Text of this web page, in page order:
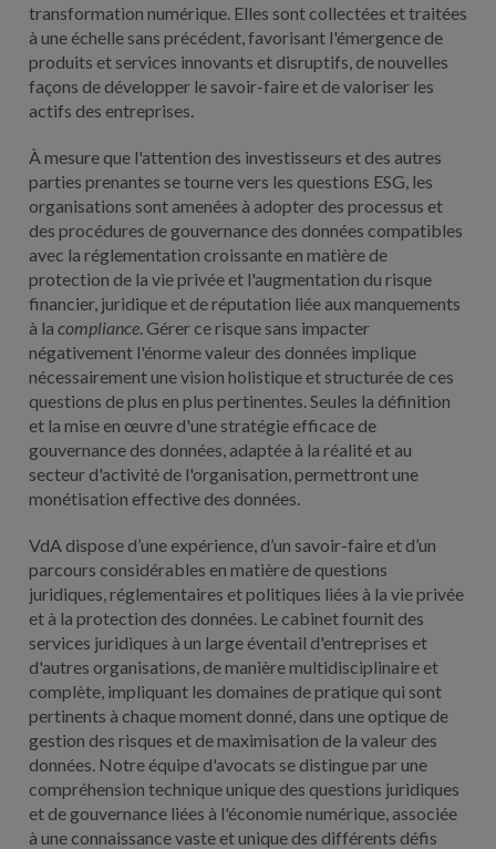
transformation numérique. Elles sont collectées et traitées
à une échelle sans précédent, favorisant l'émergence de
produits et services innovants et disruptifs, de nouvelles
façons de développer le savoir-faire et de valoriser les
actifs des entreprises.
À mesure que l'attention des investisseurs et des autres
parties prenantes se tourne vers les questions ESG, les
organisations sont amenées à adopter des processus et
des procédures de gouvernance des données compatibles
avec la réglementation croissante en matière de
protection de la vie privée et l'augmentation du risque
financier, juridique et de réputation liée aux manquements
à la compliance. Gérer ce risque sans impacter
négativement l'énorme valeur des données implique
nécessairement une vision holistique et structurée de ces
questions de plus en plus pertinentes. Seules la définition
et la mise en œuvre d'une stratégie efficace de
gouvernance des données, adaptée à la réalité et au
secteur d'activité de l'organisation, permettront une
monétisation effective des données.
VdA dispose d’une expérience, d’un savoir-faire et d’un
parcours considérables en matière de questions
juridiques, réglementaires et politiques liées à la vie privée
et à la protection des données. Le cabinet fournit des
services juridiques à un large éventail d'entreprises et
d'autres organisations, de manière multidisciplinaire et
complète, impliquant les domaines de pratique qui sont
pertinents à chaque moment donné, dans une optique de
gestion des risques et de maximisation de la valeur des
données. Notre équipe d'avocats se distingue par une
compréhension technique unique des questions juridiques
et de gouvernance liées à l'économie numérique, associée
à une connaissance vaste et unique des différents défis